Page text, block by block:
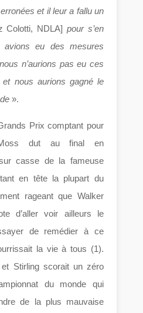
et il leur a fallu un
Colotti, NDLA] pour s’en
avions eu des mesures
n’aurions pas eu ces
et nous aurions gagné le
».
Prix comptant pour
dut au final en
casse de la fameuse
en tête la plupart du
rageant que Walker
d’aller voir ailleurs le
de remédier à ce
la vie à tous (1).
Stirling scorait un zéro
du monde qui
de la plus mauvaise